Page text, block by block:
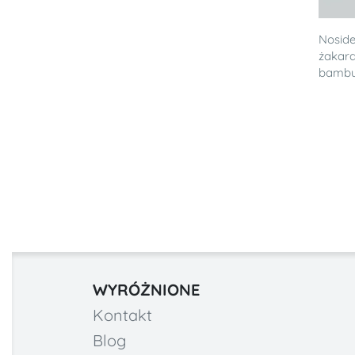
WYRÓŻNIONE
Kontakt
Blog